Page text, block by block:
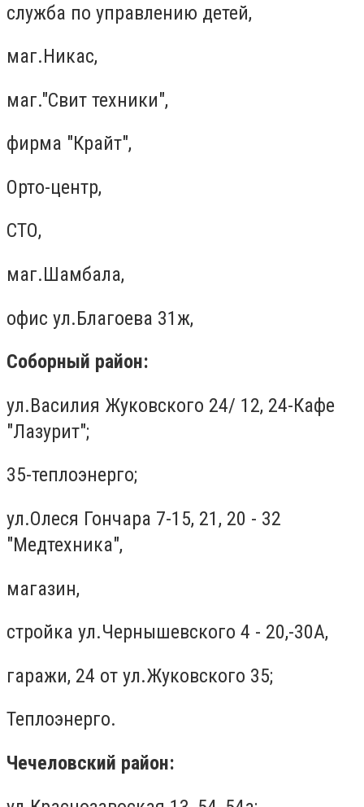
служба по управлению детей,
маг.Никас,
маг."Свит техники",
фирма "Крайт",
Орто-центр,
СТО,
маг.Шамбала,
офис ул.Благоева 31ж,
Соборный район:
ул.Василия Жуковского 24/ 12, 24-Кафе
"Лазурит";
35-теплоэнерго;
ул.Олеся Гончара 7-15, 21, 20 - 32
"Медтехника",
магазин,
стройка ул.Чернышевского 4 - 20,-30А,
гаражи, 24 от ул.Жуковского 35;
Теплоэнерго.
Чечеловский район: